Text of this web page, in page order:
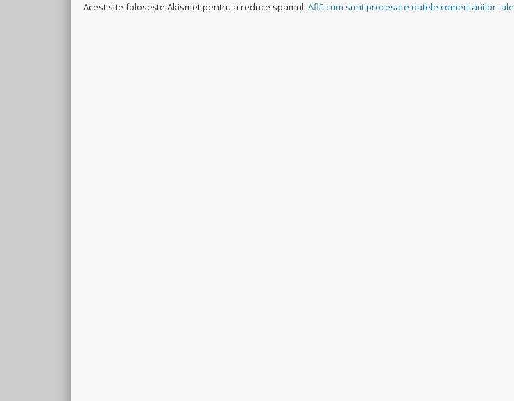
Acest site folosește Akismet pentru a reduce spamul.Află cum sunt procesate datele comentariilor tale